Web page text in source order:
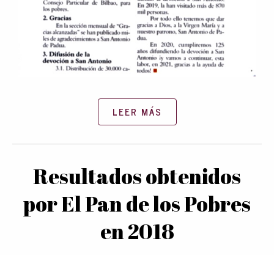
LEER MÁS
Resultados obtenidos
por El Pan de los Pobres
en 2018